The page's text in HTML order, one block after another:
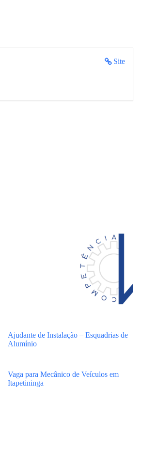
Site
Ajudante de Instalação – Esquadrias de
Alumínio
Vaga para Mecânico de Veículos em
Itapetininga